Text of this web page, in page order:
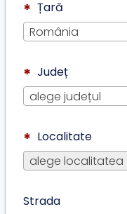
* Țară
România
* Județ
alege județul
* Localitate
alege localitatea
Strada